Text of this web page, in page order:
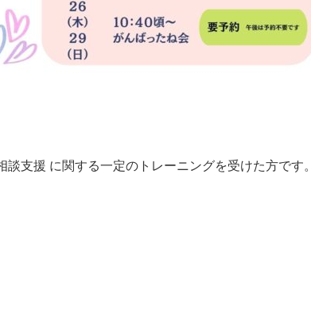
支援 に関する一定のトレーニングを受けた方です。